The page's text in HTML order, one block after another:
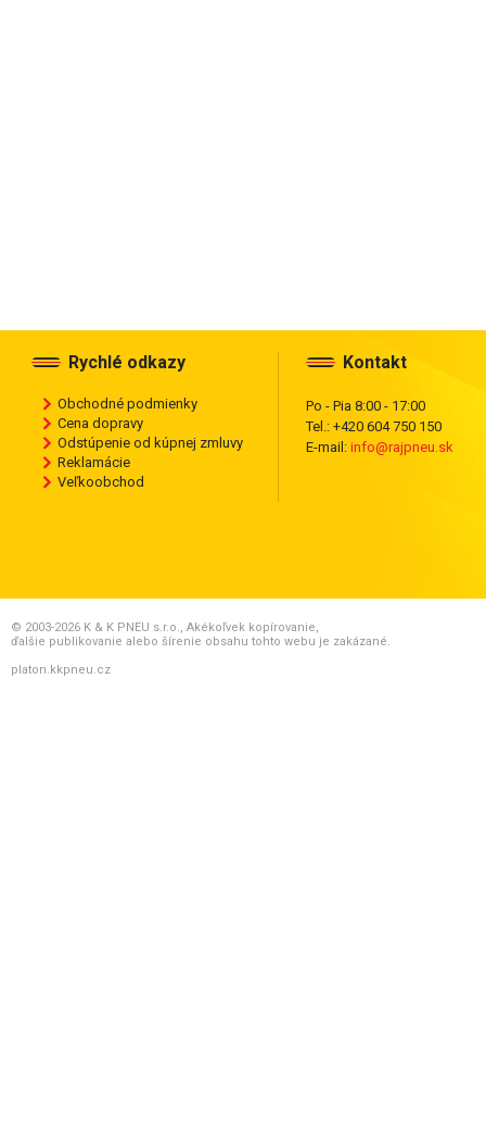
Rychlé odkazy
Obchodné podmienky
Cena dopravy
Odstúpenie od kúpnej zmluvy
Reklamácie
Veľkoobchod
Kontakt
Po - Pia 8:00 - 17:00
Tel.: +420 604 750 150
E-mail: info@rajpneu.sk
© 2003-2026 K & K PNEU s.r.o., Akékoľvek kopírovanie,
ďalšie publikovanie alebo šírenie obsahu tohto webu je zakázané.
platon.kkpneu.cz